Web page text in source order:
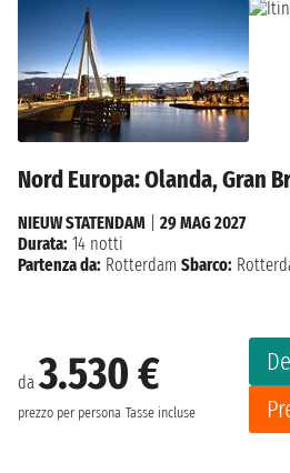
Nord Europa: Olanda, Gran
da3.530 €
prezzo per persona Tasse incluse
NIEUW STATENDAM
29 MAG 2027
Durata: 14 notti
Partenza da: Rotterdam Sbarco: